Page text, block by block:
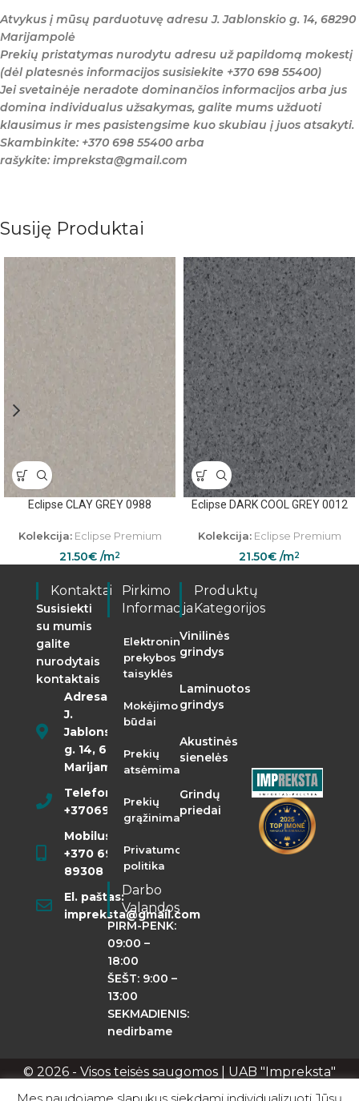
Atvykus į mūsų parduotuvę adresu J. Jablonskio g. 14, 68290
Marijampolė
Prekių pristatymas nurodytu adresu už papildomą mokestį
(dėl platesnės informacijos susisiekite +370 698 55400)
Jei svetainėje neradote dominančios informacijos arba jus
domina individualus užsakymas, galite mums užduoti
klausimus ir mes pasistengsime kuo skubiau į juos atsakyti.
Skambinkite: +370 698 55400 arba
rašykite: impreksta@gmail.com
Susiję Produktai
Eclipse CLAY GREY 0988
Kolekcija:Eclipse Premium
21.50€ /m2
Eclipse DARK COOL GREY 0012
Kolekcija:Eclipse Premium
21.50€ /m2
Kontaktai
Susisiekti
su mumis
galite
nurodytais
kontaktais
Adresas:
J.
Jablonskio
g. 14, 68290
Marijampolė
Telefonas:
+37069855400
Mobilusis:
+370 698
89308
El. paštas:
impreksta@gmail.com
Pirkimo
Informacija
Elektroninės
prekybos
taisyklės
Mokėjimo
būdai
Prekių
atsėmimas
Prekių
grąžinimas
Privatumo
politika
Darbo
Valandos
PIRM-PENK:
09:00 –
18:00
ŠEŠT: 9:00 –
13:00
SEKMADIENIS:
nedirbame
Produktų
Kategorijos
Vinilinės
grindys
Laminuotos
grindys
Akustinės
sienelės
Grindų
priedai
© 2026 - Visos teisės saugomos | UAB "Impreksta"
Apie mus Kontaktai Privatumo politika